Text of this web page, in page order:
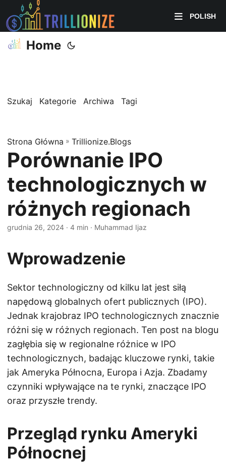
POLISH
Home
Szukaj Kategorie Archiwa Tagi
Strona Główna » Trillionize.Blogs
Porównanie IPO
technologicznych w
różnych regionach
grudnia 26, 2024 · 4 min · Muhammad Ijaz
Wprowadzenie
Sektor technologiczny od kilku lat jest siłą
napędową globalnych ofert publicznych (IPO).
Jednak krajobraz IPO technologicznych znacznie
różni się w różnych regionach. Ten post na blogu
zagłębia się w regionalne różnice w IPO
technologicznych, badając kluczowe rynki, takie
jak Ameryka Północna, Europa i Azja. Zbadamy
czynniki wpływające na te rynki, znaczące IPO
oraz przyszłe trendy.
Przegląd rynku Ameryki
Północnej